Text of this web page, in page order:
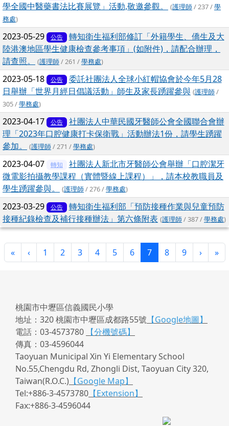
學全國中醫藥書法比賽展覽」活動,敬邀參觀。
(護理師/ 237 /學
務處)
2023-05-29 公告
轉知衛生福利部修訂「外籍學生、僑生及大
陸港澳地區學生健康檢查參考事項」(如附件)，請配合辦理，
請查照。
(護理師/ 261 /學務處)
2023-05-18 公告
委託社團法人全球小紅帽協會於今年5月28
日舉辦「世界月經日倡議活動」師生及家長踴躍參與 (護理師/
305 /學務處)
2023-04-17 公告
社團法人中華民國牙醫師公會全國聯合會辦
理「2023年口腔健康打卡保衛戰」活動辦法1份，請學生踴躍
參加。
(護理師/ 271 /學務處)
2023-04-07 轉知
社團法人新北市牙醫師公會舉辦「口腔潔牙
微電影拍攝教學課程（實體暨線上課程）」，請本校教職員及
學生踴躍參與。
(護理師/ 276 /學務處)
2023-03-29 公告
轉知衛生福利部「預防接種作業與兒童預防
接種紀錄檢查及補行接種辦法」第六條附表 (護理師/ 387 /學務處)
«第一頁
‹上一頁
1 2 3 4 5 6 7(目前頁次)
8 9 ›下一頁
»最
桃園市中壢區信義國民小學
地址：320 桃園市中壢區成都路55號 【Google地圖】
電話：03-4573780
【分機號碼】
傳真：03-4596044
Taoyuan Municipal Xin Yi Elementary School
No.55,Chengdu Rd, Zhongli Dist, Taoyuan City 320,
Taiwan(R.O.C.) 【Google Map】
Tel:+886-3-4573780 【Extension】
Fax:+886-3-4596044